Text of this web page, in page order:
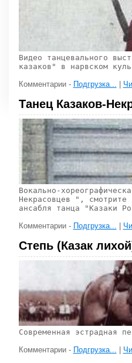
Видео танцевального
казаков" в нарвском
Комментарии - Подгрузка...
Танец Казаков-
Вокально-
Некрасовцев ", смотрите
ансабля танца "Казаки
Комментарии - Подгрузка... |
Степь (Казак
Современная эстрадная
Комментарии - Подгрузка...